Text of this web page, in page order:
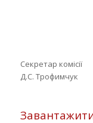
В.Д.
Д.С. Трофимчук